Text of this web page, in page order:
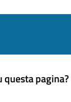
pagina?